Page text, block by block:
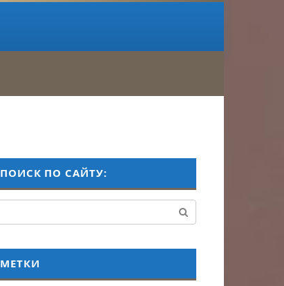
ПОИСК ПО САЙТУ:
МЕТКИ